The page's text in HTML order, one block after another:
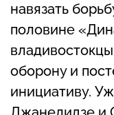
навязать
половине
оборону и
инициативу.